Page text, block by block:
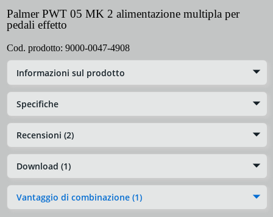
Palmer PWT 05 MK 2 alimentazione multipla per
pedali effetto
Cod. prodotto: 9000-0047-4908
Informazioni sul prodotto
Specifiche
Recensioni (2)
Download (1)
Vantaggio di combinazione (1)